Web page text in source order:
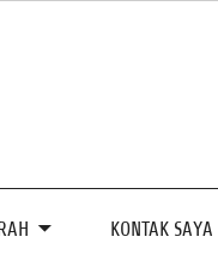
KONTAK SAYA